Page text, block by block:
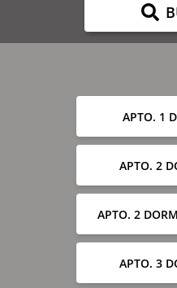
APTO. 1
APTO. 2
APTO. 2
APTO. 3